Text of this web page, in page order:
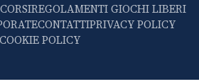
REGOLAMENTI GIOCHI LIBERI
CONTATTIPRIVACY POLICY
COOKIE POLICY